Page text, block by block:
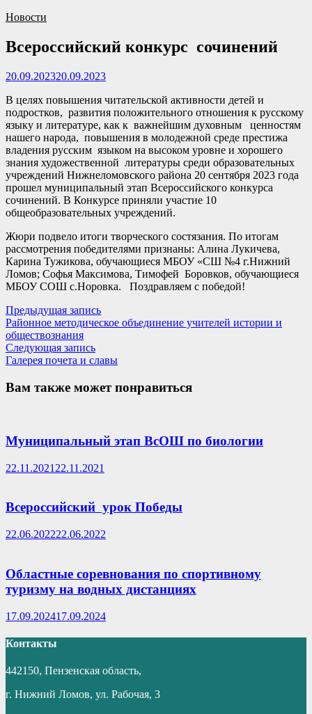
Новости
Всероссийский конкурс сочинений
20.09.202320.09.2023
В целях повышения читательской активности детей и
подростков, развития положительного отношения к русскому
языку и литературе, как к важнейшим духовным ценностям
нашего народа, повышения в молодежной среде престижа
владения русским языком на высоком уровне и хорошего
знания художественной литературы среди образовательных
учреждений Нижнеломовского района 20 сентября 2023 года
прошел муниципальный этап Всероссийского конкурса
сочинений. В Конкурсе приняли участие 10
общеобразовательных учреждений.
Жюри подвело итоги творческого состязания. По итогам
рассмотрения победителями признаны: Алина Лукичева,
Карина Тужикова, обучающиеся МБОУ «СШ №4 г.Нижний
Ломов; Софья Максимова, Тимофей Боровков, обучающиеся
МБОУ СОШ с.Норовка. Поздравляем с победой!
Навигация
по
записям
Предыдущая записьПредыдущая
запись:
Районное методическое объединение учителей истории и
обществознания
Следующая записьСледующая
запись:
Галерея почета и славы
Вам также может понравиться
Муниципальный этап ВсОШ по биологии
22.11.2021 22.11.2021
Всероссийский урок Победы
22.06.202222.06.2022
Областные соревнования по спортивному
туризму на водных дистанциях
17.09.202417.09.2024
Контакты
442150, Пензенская область,
г. Нижний Ломов, ул. Рабочая, 3